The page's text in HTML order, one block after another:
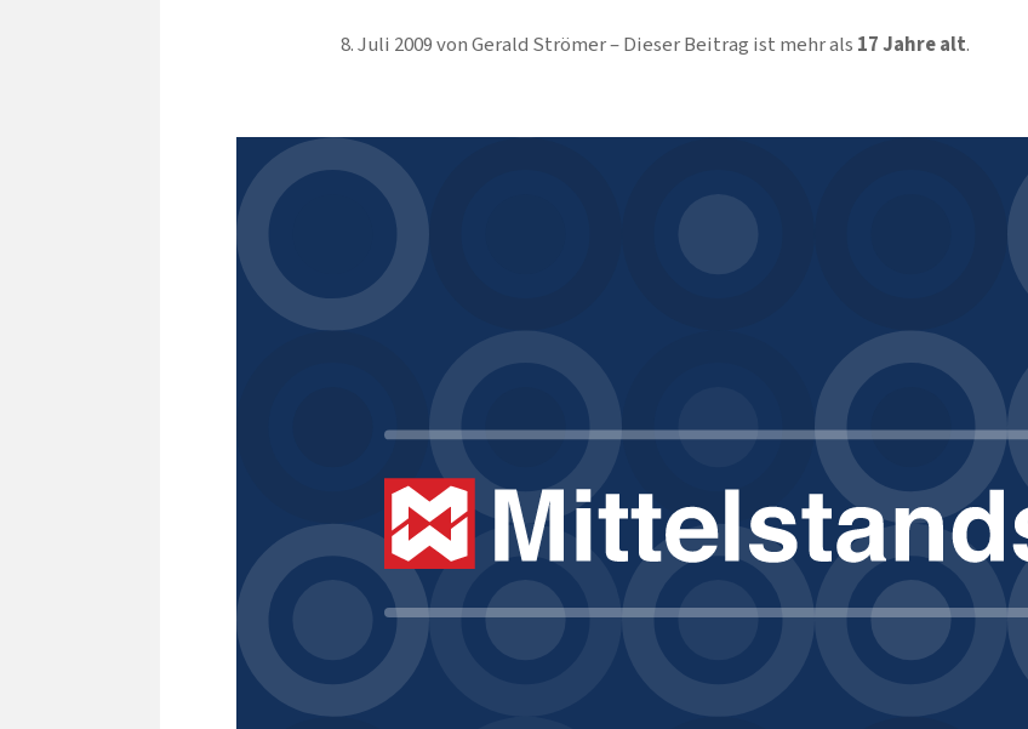
8. Juli 2009vonGerald Strömer Dieser Beitrag ist mehr als 17 Jahre alt.